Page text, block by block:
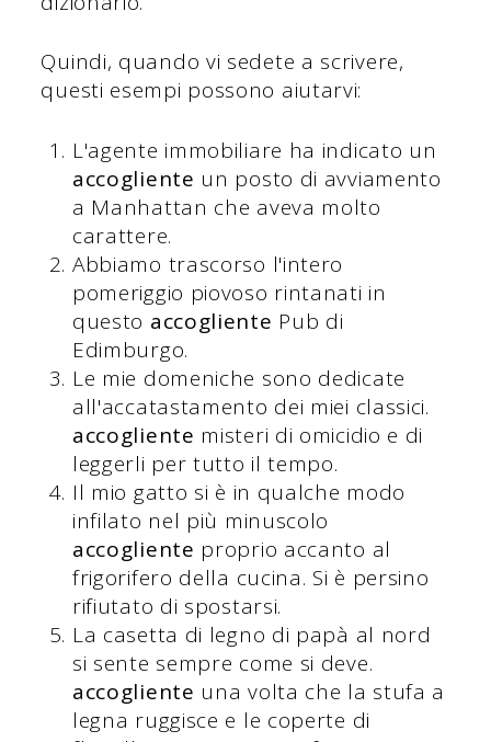
Quindi, quando vi sedete a scrivere,
questi esempi possono aiutarvi:
L'agente immobiliare ha indicato un
accogliente un posto di avviamento
a Manhattan che aveva molto
carattere.
Abbiamo trascorso l'intero
pomeriggio piovoso rintanati in
questo accogliente Pub di
Edimburgo.
Le mie domeniche sono dedicate
all'accatastamento dei miei classici.
accogliente misteri di omicidio e di
leggerli per tutto il tempo.
Il mio gatto si è in qualche modo
infilato nel più minuscolo
accogliente proprio accanto al
frigorifero della cucina. Si è persino
rifiutato di spostarsi.
La casetta di legno di papà al nord
si sente sempre come si deve.
accogliente una volta che la stufa a
legna ruggisce e le coperte di